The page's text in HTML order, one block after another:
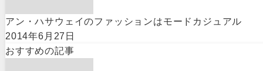
アン・ハサウェイのファッションはモードカジュアル
2014年6月27日
おすすめの記事